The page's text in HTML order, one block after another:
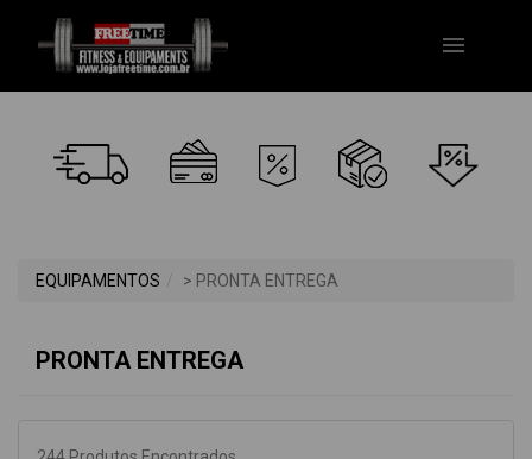
menu
EQUIPAMENTOS > PRONTA ENTREGA
PRONTA ENTREGA